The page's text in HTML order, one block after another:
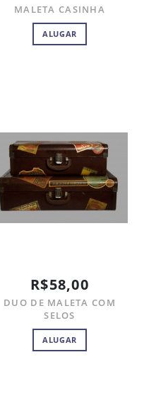
MALETA CASINHA
ALUGAR
R$58,00
DUO DE MALETA COM
SELOS
ALUGAR